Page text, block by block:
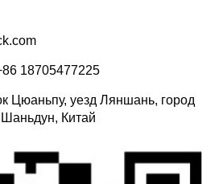
18705477225
Цюаньпу, уезд Ляншань, город
Китай